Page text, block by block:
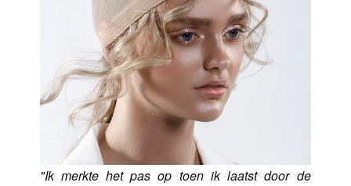
"Ik merkte het pas op toen ik laatst door de